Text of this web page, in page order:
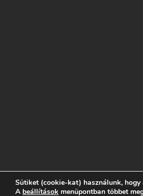
Sütiket (cookie-kat) használunk,
A beállítások menüpontban többet